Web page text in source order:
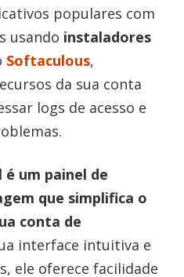
populares com
usando instaladores
Softaculous,
da sua conta
logs de acesso e
é um painel de
que simplifica o
conta de
interface intuitiva e
ele oferece facilidade